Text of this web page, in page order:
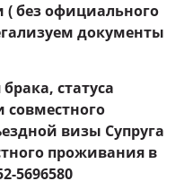
без официального
документы
статуса
совместного
визы Супруга
проживания в
5696580